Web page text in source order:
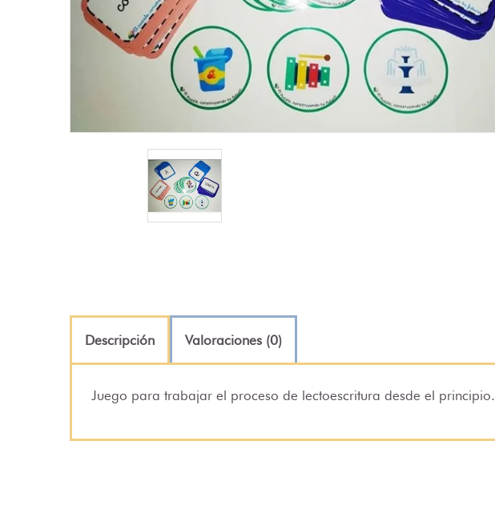
Descripción Valoraciones (0)
Juego para trabajar el proceso de lectoescritura desde el principio.